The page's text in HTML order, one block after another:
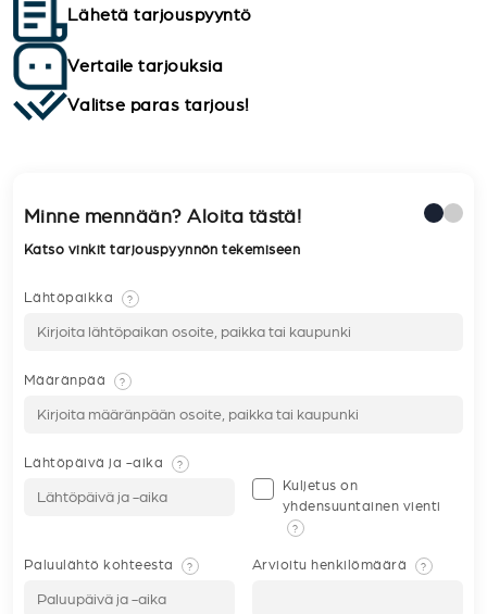
Lähetä tarjouspyyntö
Vertaile tarjouksia
Valitse paras tarjous!
Minne mennään? Aloita tästä!
Katso vinkit tarjouspyynnön tekemiseen
Lähtöpaikka ?
Määränpää ?
Lähtöpäivä ja -aika ?
Kuljetus on
yhdensuuntainen vienti
?
Paluulähtö kohteesta ? Arvioitu henkilömäärä ?